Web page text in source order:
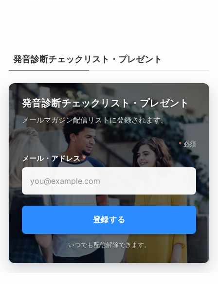
発音診断チェックリスト・プレゼント
発音診断チェックリスト・プレゼント
メールマガジン配信リストに登録されます。
* 必須
メール・アドレス*
いつでも配信解除できます。